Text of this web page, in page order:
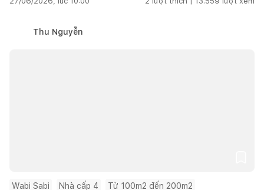
Thu Nguyễn
Wabi Sabi Nhà cấp 4 Từ 100m2 đến 200m2